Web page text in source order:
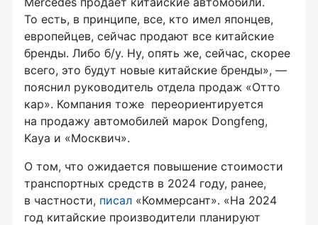
То есть, в принципе, все, кто имел японцев,
европейцев, сейчас продают все китайские
бренды. Либо б/у. Ну, опять же, сейчас, скорее
всего, это будут новые китайские бренды», —
пояснил руководитель отдела продаж «Отто
кар». Компания тоже переориентируется
на продажу автомобилей марок Dongfeng,
Kaya и «Москвич».
О том, что ожидается повышение стоимости
транспортных средств в 2024 году, ранее,
в частности, писал «Коммерсант». «На 2024
год китайские производители планируют